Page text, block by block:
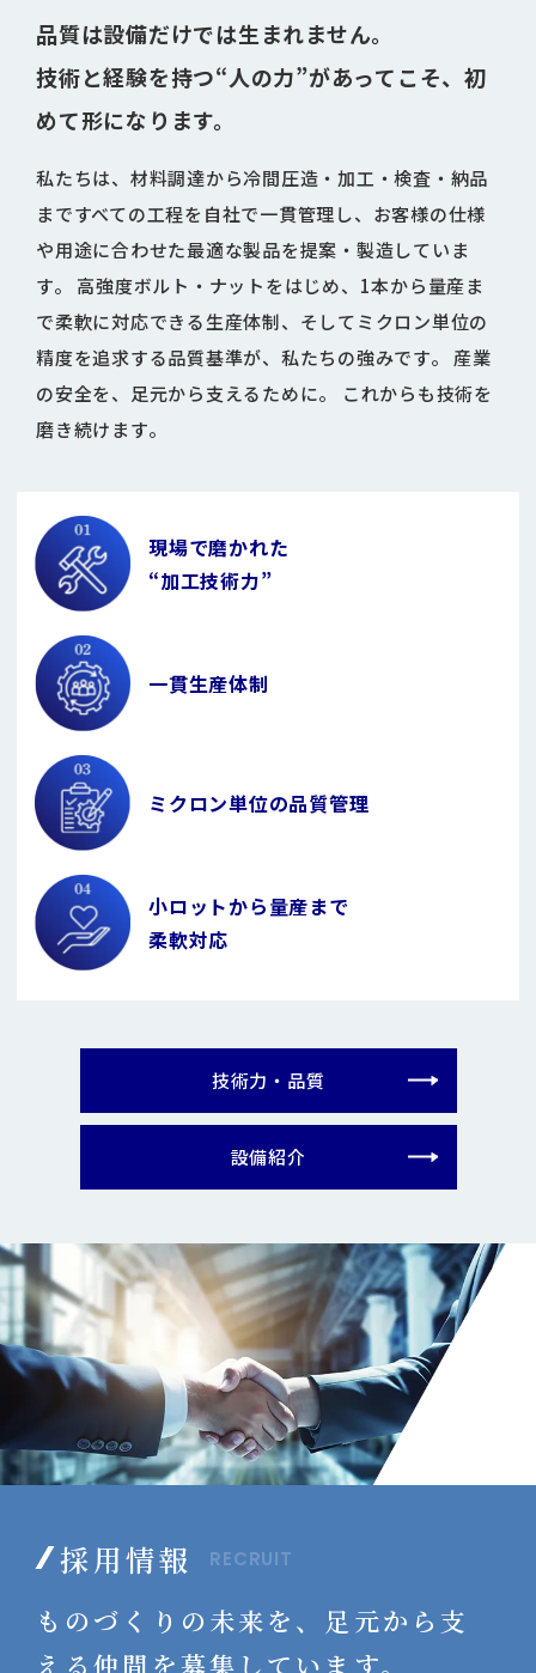
品質は設備だけでは生まれません。
技術と経験を持つ“人の力”があってこそ、初
めて形になります。
私たちは、材料調達から冷間圧造・加工・検査・納品
まですべての工程を自社で一貫管理し、お客様の仕様
や用途に合わせた最適な製品を提案・製造していま
す。 高強度ボルト・ナットをはじめ、1本から量産ま
で柔軟に対応できる生産体制、そしてミクロン単位の
精度を追求する品質基準が、私たちの強みです。
産業
の安全を、足元から支えるために。
これからも技術を
磨き続けます。
現場で磨かれた
“加工技術力”
一貫生産体制
ミクロン単位の品質管理
小ロットから量産まで
柔軟対応
技術力・品質
設備紹介
採用情報 RECRUIT
ものづくりの未来を、足元から支
える仲間を募集しています。